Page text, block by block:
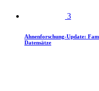
3
Ahnenforschung-Update:
Datensätze